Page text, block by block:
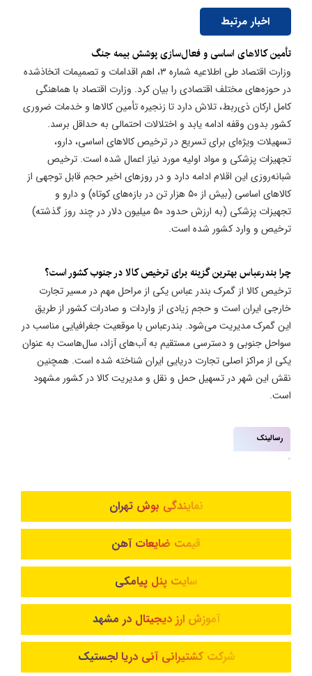
اخبار مرتبط
تأمین کالاهای اساسی و فعال‌سازی پوشش بیمه جنگ
وزارت اقتصاد طی اطلاعیه شماره ۳، اهم اقدامات و تصمیمات اتخاذشده
در حوزه‌های مختلف اقتصادی را بیان کرد. وزارت اقتصاد با هماهنگی
کامل ارکان ذی‌ربط، تلاش دارد تا زنجیره تأمین کالاها و خدمات ضروری
کشور بدون وقفه ادامه یابد و اختلالات احتمالی به حداقل برسد.
تسهیلات ویژه‌ای برای تسریع در ترخیص کالاهای اساسی، دارو،
تجهیزات پزشکی و مواد اولیه مورد نیاز اعمال شده است. ترخیص
شبانه‌روزی این اقلام ادامه دارد و در روزهای اخیر حجم قابل توجهی از
کالاهای اساسی (بیش از ۵۰ هزار تن در بازه‌های کوتاه) و دارو و
تجهیزات پزشکی (به ارزش حدود ۵۰ میلیون دلار در چند روز گذشته)
ترخیص و وارد کشور شده است.
چرا بندرعباس بهترین گزینه برای ترخیص کالا در جنوب کشور است؟
ترخیص کالا از گمرک بندر عباس یکی از مراحل مهم در مسیر تجارت
خارجی ایران است و حجم زیادی از واردات و صادرات کشور از طریق
این گمرک مدیریت می‌شود. بندرعباس با موقعیت جغرافیایی مناسب در
سواحل جنوبی و دسترسی مستقیم به آب‌های آزاد، سال‌هاست به عنوان
یکی از مراکز اصلی تجارت دریایی ایران شناخته شده است. همچنین
نقش این شهر در تسهیل حمل و نقل و مدیریت کالا در کشور مشهود
است.
رسالینک
نمایندگی بوش تهران
قیمت ضایعات آهن
سایت پنل پیامکی
آموزش ارز دیجیتال در مشهد
شرکت کشتیرانی آنی دریا لجستیک